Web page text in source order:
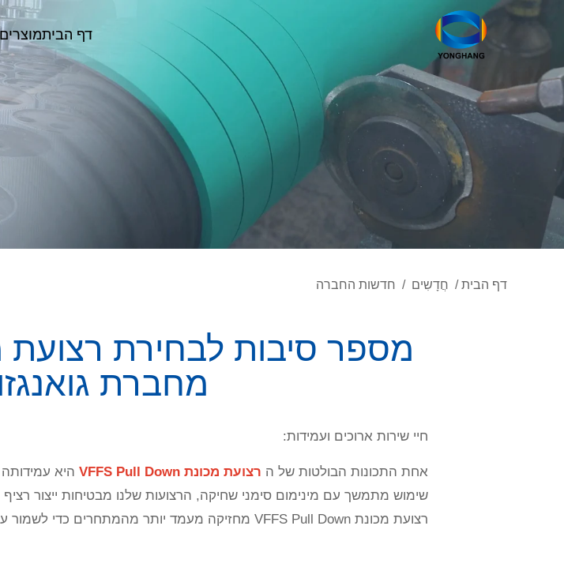
דף הביתמוצרים
דף הבית/ חֲדָשִים / חדשות החברה
מחברת
חיי שירות ארוכים ועמידות:
אחת התכונות הבולטות של ה רצועת מכונת VFFS Pull Down
היא
שימוש מתמשך עם מינימום סימני שחיקה, הרצועות שלנו מבטיחות ייצור
רצועת מכונת VFFS Pull Down מחזיקה מעמד יותר מהמתחרים כדי לשמור על פעולות האריזה שלך ביעילות מרבית.